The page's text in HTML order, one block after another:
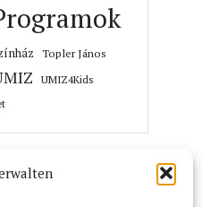
Topler János
UMIZ4Kids